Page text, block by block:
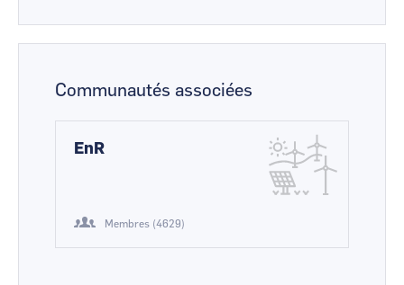
Communautés associées
EnR
Membres (4629)